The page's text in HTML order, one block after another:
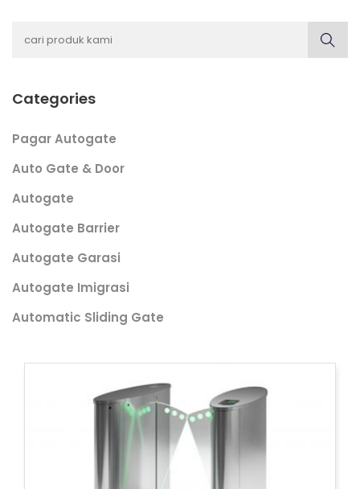
Categories
Pagar Autogate
Auto Gate & Door
Autogate
Autogate Barrier
Autogate Garasi
Autogate Imigrasi
Automatic Sliding Gate